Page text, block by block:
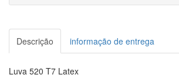
Descrição informação de entrega
Luva 520 T7 Latex